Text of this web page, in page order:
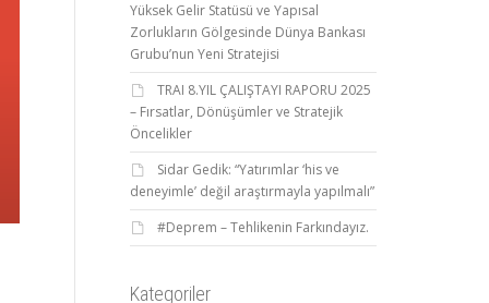
Yüksek Gelir Statüsü ve Yapısal
Zorlukların Gölgesinde Dünya Bankası
Grubu’nun Yeni Stratejisi
TRAI 8.YIL ÇALIŞTAYI RAPORU 2025
– Fırsatlar, Dönüşümler ve Stratejik
Öncelikler
Sidar Gedik: “Yatırımlar ‘his ve
deneyimle’ değil araştırmayla yapılmalı”
#Deprem – Tehlikenin Farkındayız.
Kategoriler